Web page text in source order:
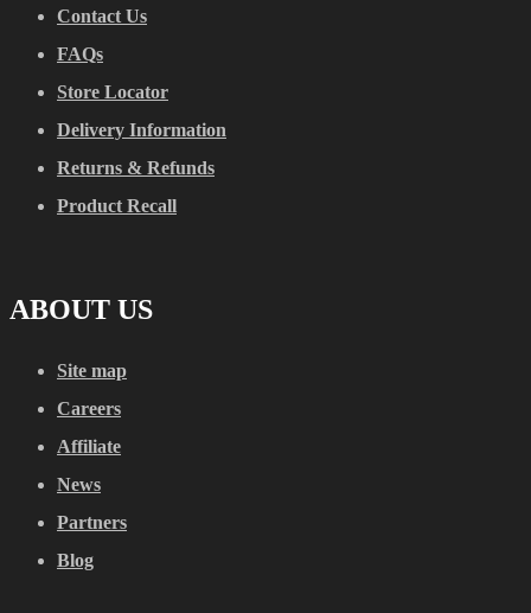
Contact Us
FAQs
Store Locator
Delivery Information
Returns & Refunds
Product Recall
ABOUT US
Site map
Careers
Affiliate
News
Partners
Blog